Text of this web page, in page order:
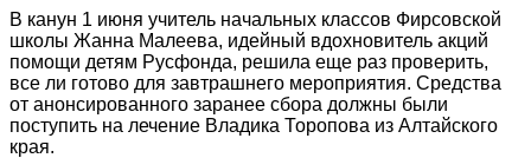
В канун 1 июня учитель начальных классов Фирсовской
школы Жанна Малеева, идейный вдохновитель акций
помощи детям Русфонда, решила еще раз проверить,
все ли готово для завтрашнего мероприятия. Средства
от анонсированного заранее сбора должны были
поступить на лечение Владика Торопова из Алтайского
края.